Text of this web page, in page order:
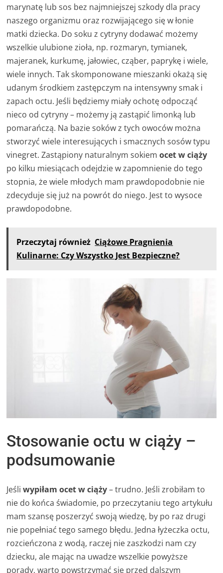
marynatę lub sos bez najmniejszej szkody dla pracy
naszego organizmu oraz rozwijającego się w łonie
matki dziecka. Do soku z cytryny dodawać możemy
wszelkie ulubione zioła, np. rozmaryn, tymianek,
majeranek, kurkumę, jałowiec, cząber, paprykę i wiele,
wiele innych. Tak skomponowane mieszanki okażą się
udanym środkiem zastępczym na intensywny smak i
zapach octu. Jeśli będziemy miały ochotę odpocząć
nieco od cytryny – możemy ją zastąpić limonką lub
pomarańczą. Na bazie soków z tych owoców można
stworzyć wiele interesujących i smacznych sosów typu
vinegret. Zastąpiony naturalnym sokiemocet w ciąży
po kilku miesiącach odejdzie w zapomnienie do tego
stopnia, że wiele młodych mam prawdopodobnie nie
zdecyduje się już na powrót do niego. Jest to wysoce
prawdopodobne.
Przeczytaj również Ciążowe Pragnienia
Kulinarne: Czy Wszystko Jest Bezpieczne?
Stosowanie octu w ciąży –
podsumowanie
Jeśliwypiłam ocet w ciąży– trudno. Jeśli zrobiłam to
nie do końca świadomie, po przeczytaniu tego artykułu
mam szansę poszerzyć swoją wiedzę, by po raz drugi
nie popełniać tego samego błędu. Jedna łyżeczka octu,
rozcieńczona z wodą, raczej nie zaszkodzi nam czy
dziecku, ale mając na uwadze wszelkie powyższe
porady, warto powstrzymać się przed dalszym